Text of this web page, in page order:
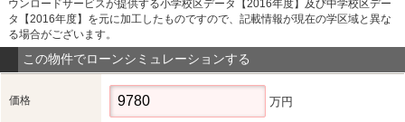
ウンロードサービスが提供する小学校区データ【2016年度】及び中学校区デー
タ【2016年度】を元に加工したものですので、記載情報が現在の学区域と異な
る場合がございます。
この物件でローンシミュレーションする
価格 万円